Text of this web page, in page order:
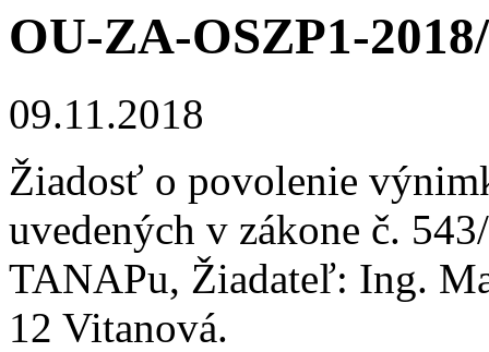
OU-ZA-OSZP1-
09.11.2018
Žiadosť o povolenie
uvedených v zákone č.
TANAPu, Žiadateľ: Ing.
12 Vitanová.